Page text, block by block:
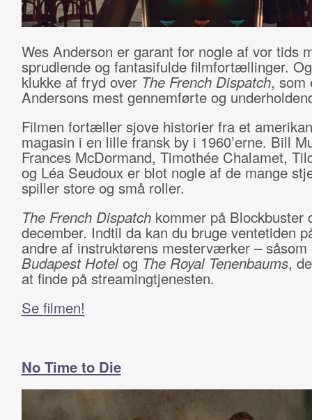
Wes Anderson er garant for nogle af vor tids
sprudlende og fantasifulde filmfortællinger.
klukke af fryd over The French Dispatch, som
Andersons mest gennemførte og
Filmen fortæller sjove historier fra et
magasin i en lille fransk by i 1960’erne. Bill
Frances McDormand, Timothée Chalamet,
og Léa Seudoux er blot nogle af de mange
spiller store og små roller.
The French Dispatchkommer på Blockbuster
december. Indtil da kan du bruge ventetiden
andre af instruktørens mesterværker – såsom
Budapest Hotelog The Royal Tenenbaums,
at finde på streamingtjenesten.
Se filmen!
No Time to Die